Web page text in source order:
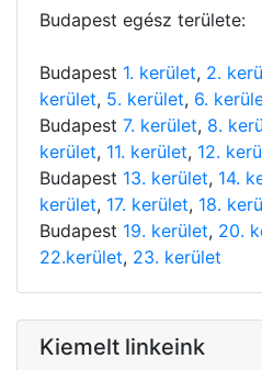
Budapest egész területe:
Budapest 1. kerület, 2.
kerület, 5. kerület, 6.
Budapest 7. kerület, 8.
kerület, 11. kerület, 12.
Budapest 13. kerület, 14.
kerület, 17. kerület, 18.
Budapest 19. kerület, 20.
22.kerület, 23. kerület
Kiemelt linkeink